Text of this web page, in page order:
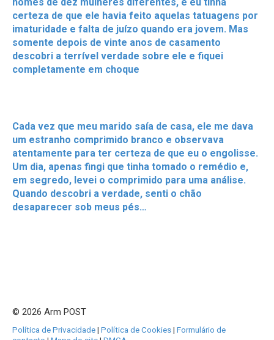
nomes de dez mulheres diferentes, e eu tinha
certeza de que ele havia feito aquelas tatuagens por
imaturidade e falta de juízo quando era jovem. Mas
somente depois de vinte anos de casamento
descobri a terrível verdade sobre ele e fiquei
completamente em choque
Cada vez que meu marido saía de casa, ele me dava
um estranho comprimido branco e observava
atentamente para ter certeza de que eu o engolisse.
Um dia, apenas fingi que tinha tomado o remédio e,
em segredo, levei o comprimido para uma análise.
Quando descobri a verdade, senti o chão
desaparecer sob meus pés…
© 2026 Arm POST
Política de Privacidade| Política de Cookies| Formulário de